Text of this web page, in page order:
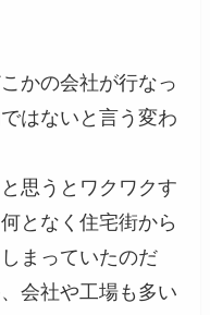
かの会社が行なっ
はないと言う変わ
思うとワクワクす
となく住宅街から
まっていたのだ
会社や工場も多い